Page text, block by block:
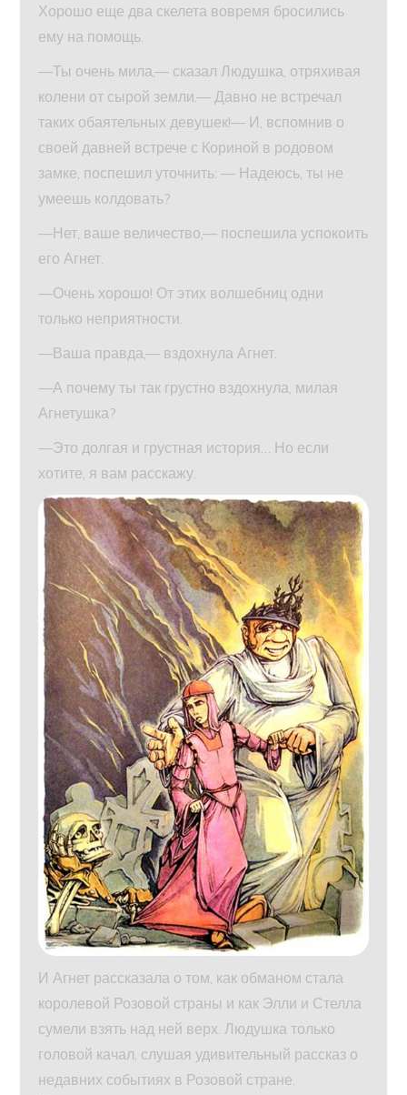
Хорошо еще два скелета вовремя бросились
ему на помощь.
—Ты очень мила,— сказал Людушка, отряхивая
колени от сырой земли.— Давно не встречал
таких обаятельных девушек!— И, вспомнив о
своей давней встрече с Кориной в родовом
замке, поспешил уточнить: — Надеюсь, ты не
умеешь колдовать?
—Нет, ваше величество,— поспешила успокоить
его Агнет.
—Очень хорошо! От этих волшебниц одни
только неприятности.
—Ваша правда,— вздохнула Агнет.
—А почему ты так грустно вздохнула, милая
Агнетушка?
—Это долгая и грустная история… Но если
хотите, я вам расскажу.
И Агнет рассказала о том, как обманом стала
королевой Розовой страны и как Элли и Стелла
сумели взять над ней верх. Людушка только
головой качал, слушая удивительный рассказ о
недавних событиях в Розовой стране.